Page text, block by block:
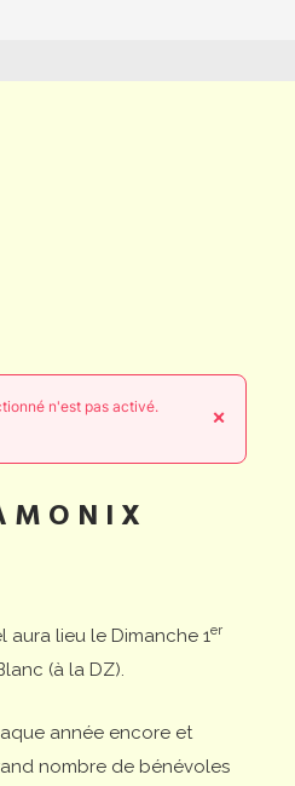
n'est pas activé.
×
aura lieu le Dimanche 1er
(à la DZ).
année encore et
nombre de bénévoles